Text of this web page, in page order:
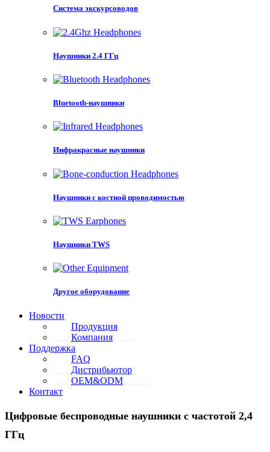
Нидерланды
Хрватский
Словенщина
Український
ελληνικά
bahasa Indonesia
Система экскурсоводов
Наушники 2.4 ГГц
Bluetooth-наушники
Инфракрасные наушники
Наушники с костной проводимостью
Наушники TWS
Другое оборудование
Новости
Продукция
Компания
Поддержка
FAQ
Дистрибьютор
OEM&ODM
Контакт
Цифровые беспроводные наушники с частотой 2,4
ГГц